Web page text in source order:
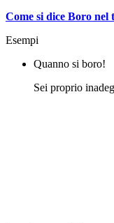
Come si dice Boro nel
Esempi
Quanno si boro!
Sei proprio